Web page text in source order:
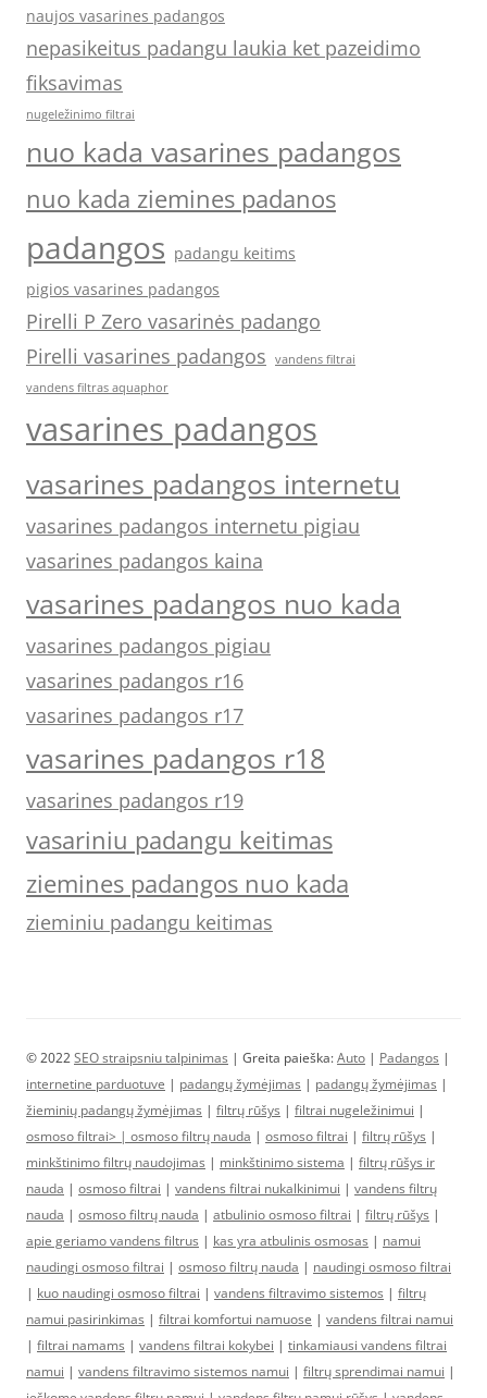
naujos vasarines padangos
nepasikeitus padangu laukia ket pazeidimo
fiksavimas
nugeležinimo filtrai
nuo kada vasarines padangos
nuo kada ziemines padanos
padangos padangu keitims
pigios vasarines padangos
Pirelli P Zero vasarinės padango
Pirelli vasarines padangos
vandens filtrai
vandens filtras aquaphor
vasarines padangos
vasarines padangos internetu
vasarines padangos internetu pigiau
vasarines padangos kaina
vasarines padangos nuo kada
vasarines padangos pigiau
vasarines padangos r16
vasarines padangos r17
vasarines padangos r18
vasarines padangos r19
vasariniu padangu keitimas
ziemines padangos nuo kada
zieminiu padangu keitimas
© 2022SEO straipsniu talpinimas | Greita paieška:Auto | Padangos |
internetine parduotuve | padangų žymėjimas | padangų žymėjimas |
žieminių padangų žymėjimas | filtrų rūšys | filtrai nugeležinimui |
osmoso filtrai> | osmoso filtrų nauda | osmoso filtrai | filtrų rūšys |
minkštinimo filtrų naudojimas | minkštinimo sistema | filtrų rūšys ir
nauda | osmoso filtrai | vandens filtrai nukalkinimui | vandens filtrų
nauda | osmoso filtrų nauda | atbulinio osmoso filtrai | filtrų rūšys |
apie geriamo vandens filtrus | kas yra atbulinis osmosas | namui
naudingi osmoso filtrai | osmoso filtrų nauda | naudingi osmoso filtrai
| kuo naudingi osmoso filtrai | vandens filtravimo sistemos | filtrų
namui pasirinkimas | filtrai komfortui namuose | vandens filtrai namui
| filtrai namams | vandens filtrai kokybei | tinkamiausi vandens filtrai
namui | vandens filtravimo sistemos namui | filtrų sprendimai namui |